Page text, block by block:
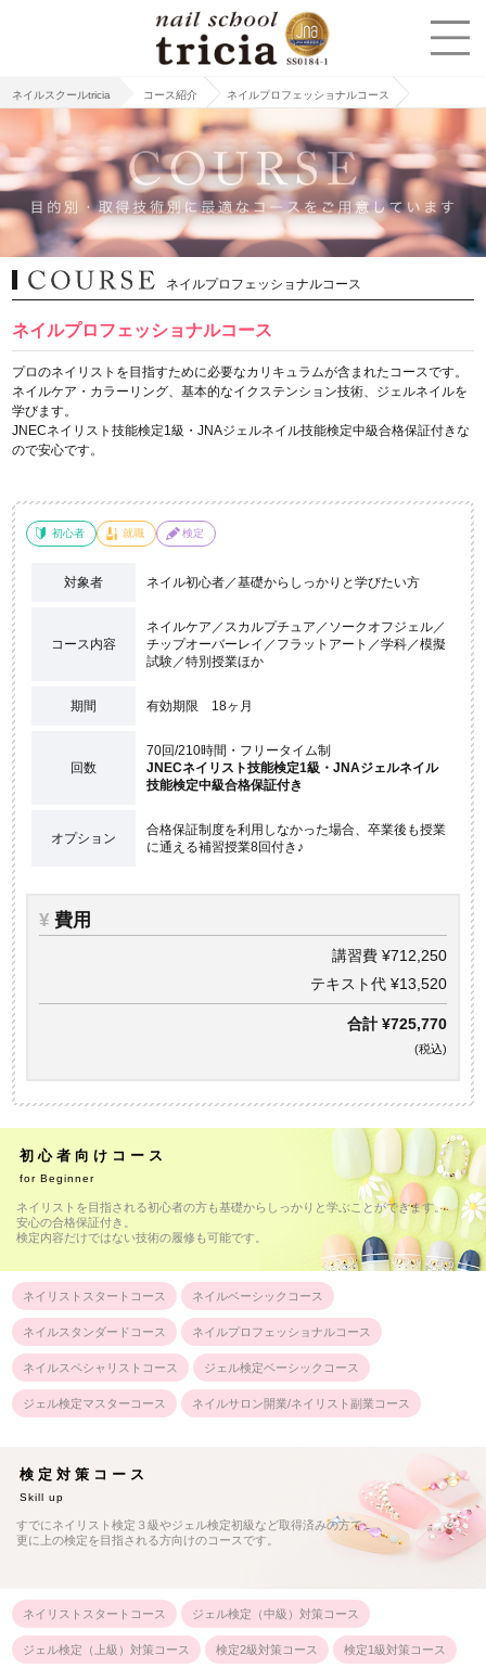
ネイルスクールtricia コース紹介 ネイルプロフェッショナルコース
ネイルプロフェッショナルコース
ネイルプロフェッショナルコース
プロのネイリストを目指すために必要なカリキュラムが含まれたコースです。
ネイルケア・カラーリング、基本的なイクステンション技術、ジェルネイルを
学びます。
JNECネイリスト技能検定1級・JNAジェルネイル技能検定中級合格保証付きな
ので安心です。
初心者 就職 検定
対象者 ネイル初心者／基礎からしっかりと学びたい方
コース内容
ネイルケア／スカルプチュア／ソークオフジェル／
チップオーバーレイ／フラットアート／学科／模擬
試験／特別授業ほか
期間 有効期限 18ヶ月
回数
70回/210時間・フリータイム制
JNECネイリスト技能検定1級・JNAジェルネイル
技能検定中級合格保証付き
オプション
合格保証制度を利用しなかった場合、卒業後も授業
に通える補習授業8回付き♪
¥ 費用
講習費 ¥712,250
テキスト代 ¥13,520
合計¥725,770
(税込)
初心者向けコース
for Beginner
ネイリストを目指される初心者の方も基礎からしっかりと学ぶことができます。
安心の合格保証付き。
検定内容だけではない技術の履修も可能です。
ネイリストスタートコース ネイルベーシックコース
ネイルスタンダードコース ネイルプロフェッショナルコース
ネイルスペシャリストコース ジェル検定ベーシックコース
ジェル検定マスターコース ネイルサロン開業/ネイリスト副業コース
検定対策コース
Skill up
すでにネイリスト検定３級やジェル検定初級など取得済みの方で、
更に上の検定を目指される方向けのコースです。
ネイリストスタートコース ジェル検定（中級）対策コース
ジェル検定（上級）対策コース 検定2級対策コース 検定1級対策コース